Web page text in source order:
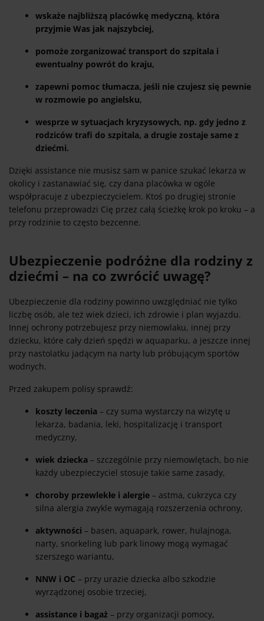
wskaże najbliższą placówkę medyczną, która
przyjmie Was jak najszybciej,
pomoże zorganizować transport do szpitala i
ewentualny powrót do kraju,
zapewni pomoc tłumacza, jeśli nie czujesz się pewnie
w rozmowie po angielsku,
wesprze w sytuacjach kryzysowych, np. gdy jedno z
rodziców trafi do szpitala, a drugie zostaje same z
dziećmi.
Dzięki assistance nie musisz sam w panice szukać lekarza w
okolicy i zastanawiać się, czy dana placówka w ogóle
współpracuje z ubezpieczycielem. Ktoś po drugiej stronie
telefonu przeprowadzi Cię przez całą ścieżkę krok po kroku – a
przy rodzinie to często bezcenne.
Ubezpieczenie podróżne dla rodziny z
dziećmi – na co zwrócić uwagę?
Ubezpieczenie dla rodziny powinno uwzględniać nie tylko
liczbę osób, ale też wiek dzieci, ich zdrowie i plan wyjazdu.
Innej ochrony potrzebujesz przy niemowlaku, innej przy
dziecku, które cały dzień spędzi w aquaparku, a jeszcze innej
przy nastolatku jadącym na narty lub próbującym sportów
wodnych.
Przed zakupem polisy sprawdź:
koszty leczenia – czy suma wystarczy na wizytę u
lekarza, badania, leki, hospitalizację i transport
medyczny,
wiek dziecka – szczególnie przy niemowlętach, bo nie
każdy ubezpieczyciel stosuje takie same zasady,
choroby przewlekłe i alergie – astma, cukrzyca czy
silna alergia zwykle wymagają rozszerzenia ochrony,
aktywności – basen, aquapark, rower, hulajnoga,
narty, snorkeling lub park linowy mogą wymagać
szerszego wariantu,
NNW i OC – przy urazie dziecka albo szkodzie
wyrządzonej osobie trzeciej,
assistance i bagaż – przy organizacji pomocy,